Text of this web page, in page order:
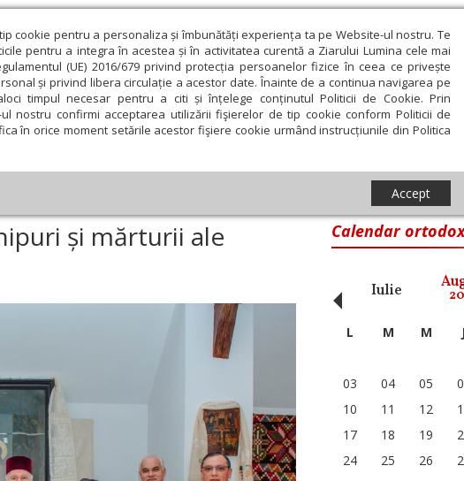
cookie pentru a personaliza și îmbunătăți experiența ta pe Website-ul nostru. Te
pentru a integra în acestea și în activitatea curentă a Ziarului Lumina cele mai
(UE) 2016/679 privind protecția persoanelor fizice în ceea ce privește
și privind libera circulație a acestor date. Înainte de a continua navigarea pe
timpul necesar pentru a citi și înțelege conținutul Politicii de Cookie. Prin
nostru confirmi acceptarea utilizării fişierelor de tip cookie conform Politicii de
în orice moment setările acestor fişiere cookie urmând instrucțiunile din Politica
Accept
Comunicate de presă Documentar In memoriam
Educaţie și Cultură Societate Opinii
și lumină. Chipuri și mărturii ale credinței” la Tulcea
și mărturii ale
Calendar
Iulie
‹ L M M
03
04 05
10
11 12
17
18 19
24
25 26